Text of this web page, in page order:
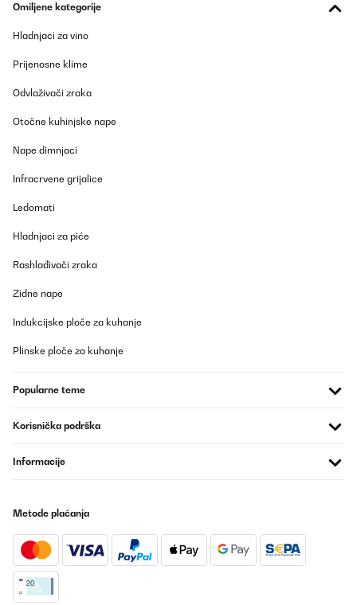
Omiljene kategorije
Hladnjaci za vino
Prijenosne klime
Odvlaživači zraka
Otočne kuhinjske nape
Nape dimnjaci
Infracrvene grijalice
Ledomati
Hladnjaci za piće
Rashlađivači zraka
Zidne nape
Indukcijske ploče za kuhanje
Plinske ploče za kuhanje
Popularne teme
Korisnička podrška
Informacije
Metode plaćanja